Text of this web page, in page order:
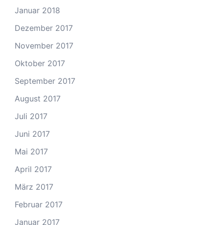
Januar 2018
Dezember 2017
November 2017
Oktober 2017
September 2017
August 2017
Juli 2017
Juni 2017
Mai 2017
April 2017
März 2017
Februar 2017
Januar 2017